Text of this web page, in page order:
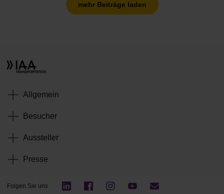
mehr Beiträge laden
Allgemein
Besucher
Aussteller
Presse
Folgen Sie uns